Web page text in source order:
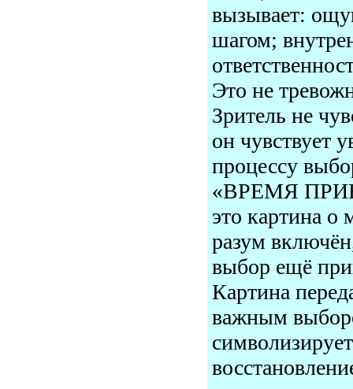
вызывает:
шагом;
Это не
Зритель не
он чувствует
процессу
«ВРЕМЯ
это картина
разум
выбор ещё
Картина
важным